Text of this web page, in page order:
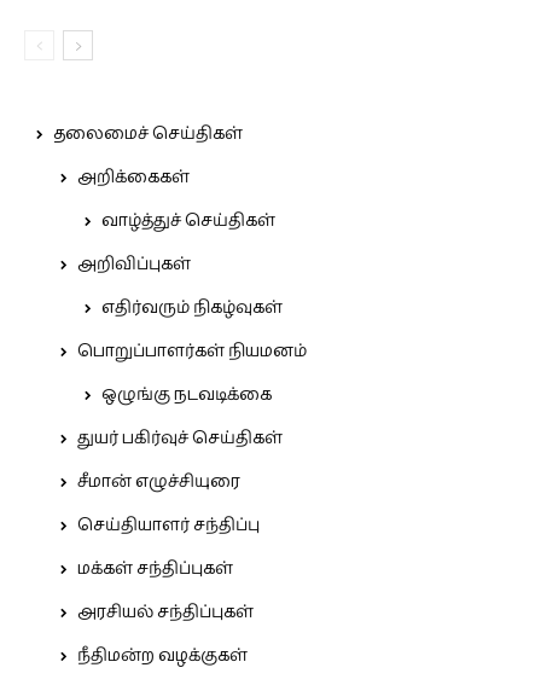
தலைமைச் செய்திகள்
அறிக்கைகள்
வாழ்த்துச் செய்திகள்
அறிவிப்புகள்
எதிர்வரும் நிகழ்வுகள்
பொறுப்பாளர்கள் நியமனம்
ஒழுங்கு நடவடிக்கை
துயர் பகிர்வுச் செய்திகள்
சீமான் எழுச்சியுரை
செய்தியாளர் சந்திப்பு
மக்கள் சந்திப்புகள்
அரசியல் சந்திப்புகள்
நீதிமன்ற வழக்குகள்